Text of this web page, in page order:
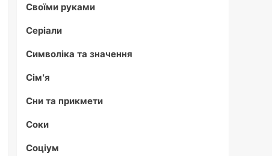
Своїми руками
Серіали
Символіка та значення
Сім'я
Сни та прикмети
Соки
Соціум